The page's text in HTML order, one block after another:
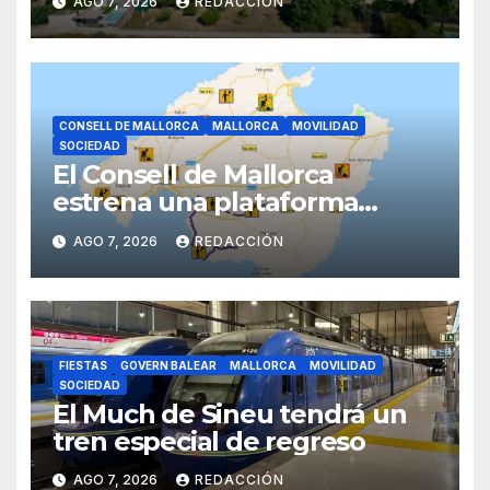
Sineu
CONSELL DE MALLORCA MALLORCA
MOVILIDAD
SOCIEDAD
El Consell de Mallorca
estrena una plataforma
inteligente de incidencias
viarias en tiempo real
AGO 7, 2026 REDACCIÓN
FIESTAS GOVERN BALEAR MALLORCA
MOVILIDAD
SOCIEDAD
El Much de Sineu tendrá un
tren especial de regreso
AGO 7, 2026 REDACCIÓN